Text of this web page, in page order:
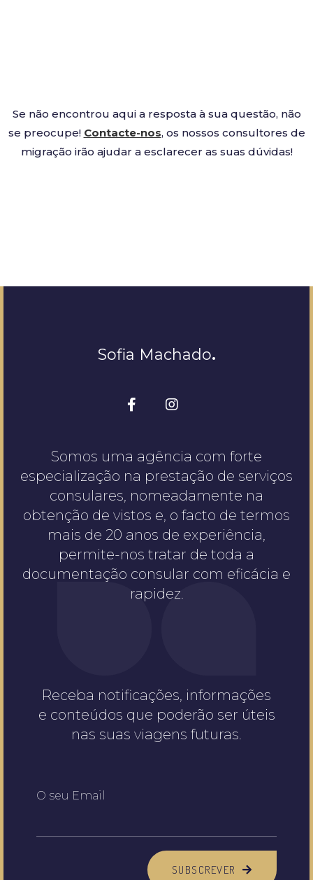
Se não encontrou aqui a resposta à sua questão, não
se preocupe! Contacte-nos, os nossos consultores de
migração irão ajudar a esclarecer as suas dúvidas!
Sofia Machado.
Somos uma agência com forte
especialização na prestação de serviços
consulares, nomeadamente na
obtenção de vistos e, o facto de termos
mais de 20 anos de experiência,
permite-nos tratar de toda a
documentação consular com eficácia e
rapidez.
Receba notificações, informações
e conteúdos que poderão ser úteis
nas suas viagens futuras.
O seu Email
SUBSCREVER